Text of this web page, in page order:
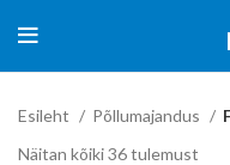
Esileht Põllumajandus
Näitan kõiki 36 tulemust